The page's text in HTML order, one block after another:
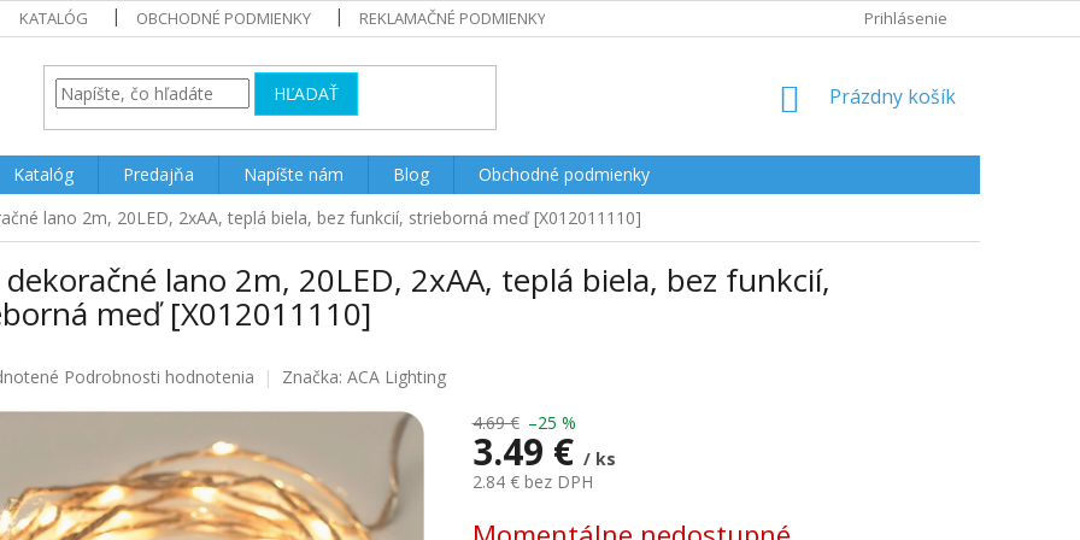
KATALÓG OBCHODNÉ PODMIENKY REKLAMAČNÉ PODMIENKY Prihlásenie
HĽADAŤ
NÁKUPNÝ
Prázdny košík
Katalóg Predajňa Napíšte nám Blog
Obchodné podmienky
lano 2m, 20LED, 2xAA, teplá biela, bez funkcií, strieborná meď [X012011110]
dekoračné lano 2m, 20LED, 2xAA, teplá biela, bez funkcií,
meď [X012011110]
Podrobnosti hodnotenia Značka: ACA Lighting
4.69 € –25 %
3.49 € / ks
2.84 € bez DPH